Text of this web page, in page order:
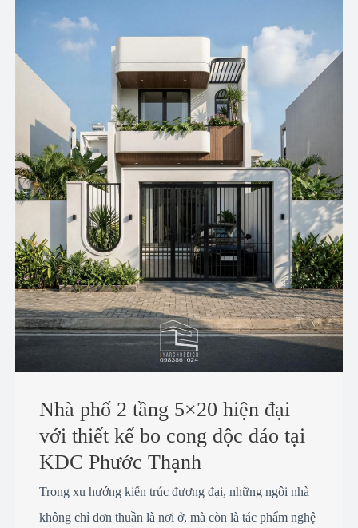
Nhà phố 2 tầng 5×20 hiện đại
với thiết kế bo cong độc đáo tại
KDC Phước Thạnh
Trong xu hướng kiến trúc đương đại, những ngôi nhà
không chỉ đơn thuần là nơi ở, mà còn là tác phẩm nghệ